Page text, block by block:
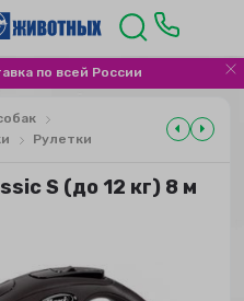
по всей России
Рулетки
S (до 12 кг) 8 м